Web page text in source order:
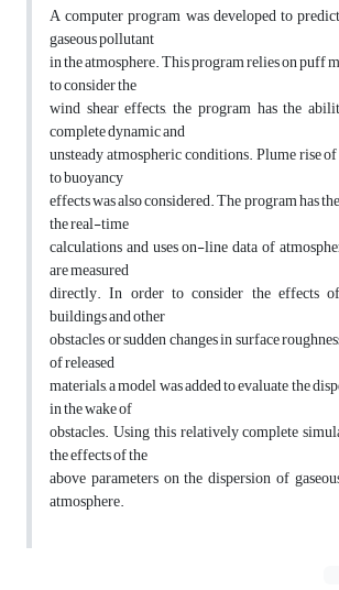
A computer program was developed to
gaseous pollutant
in the atmosphere. This program relies on puff
to consider the
wind shear effects, the program has the
complete dynamic and
unsteady atmospheric conditions. Plume rise
to buoyancy
effects was also considered. The program has
the real-time
calculations and uses on-line data of
are measured
directly. In order to consider the effects
buildings and other
obstacles or sudden changes in surface
of released
materials, a model was added to evaluate the
in the wake of
obstacles. Using this relatively complete
the effects of the
above parameters on the dispersion of
atmosphere.